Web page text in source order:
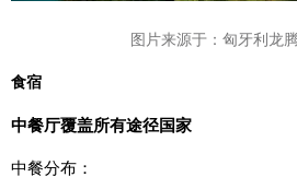
图片来源于：匈牙利龙
食宿
中餐厅覆盖所有途径国家
中餐分布：